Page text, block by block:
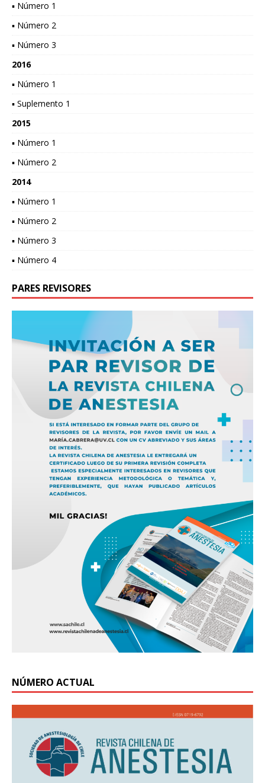
▪ Número 1
▪ Número 2
▪ Número 3
2016
▪ Número 1
▪ Suplemento 1
2015
▪ Número 1
▪ Número 2
2014
▪ Número 1
▪ Número 2
▪ Número 3
▪ Número 4
PARES REVISORES
NÚMERO ACTUAL